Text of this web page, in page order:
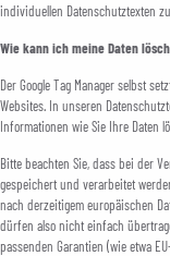
individuellen Datenschutztexten
Wie kann ich meine Daten
Der Google Tag Manager selbst
Websites. In unseren
Informationen wie Sie Ihre Daten
Bitte beachten Sie, dass bei der
gespeichert und verarbeitet
nach derzeitigem europäischen
dürfen also nicht einfach
passenden Garantien (wie etwa